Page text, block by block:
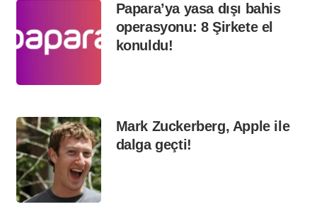
Papara’ya yasa dışı bahis
operasyonu: 8 Şirkete el
konuldu!
Mark Zuckerberg, Apple ile
dalga geçti!